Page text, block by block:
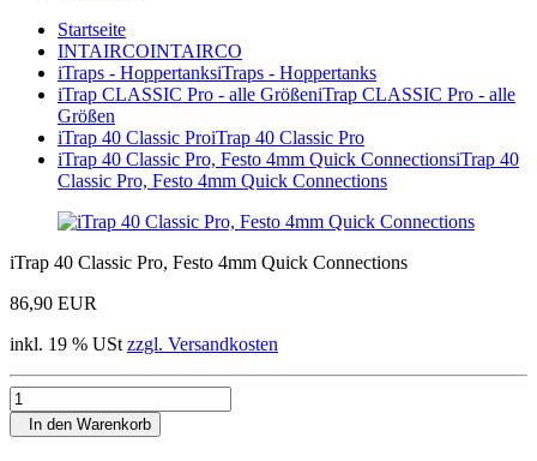
Startseite
INTAIRCOINTAIRCO
iTraps - HoppertanksiTraps - Hoppertanks
iTrap CLASSIC Pro - alle GrößeniTrap CLASSIC Pro - alle
Größen
iTrap 40 Classic ProiTrap 40 Classic Pro
iTrap 40 Classic Pro, Festo 4mm Quick ConnectionsiTrap 40
Classic Pro, Festo 4mm Quick Connections
iTrap 40 Classic Pro, Festo 4mm Quick Connections
86,90 EUR
inkl. 19 % USt zzgl. Versandkosten
In den Warenkorb